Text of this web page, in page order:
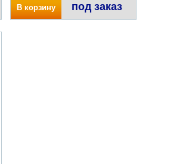
В корзину под заказ